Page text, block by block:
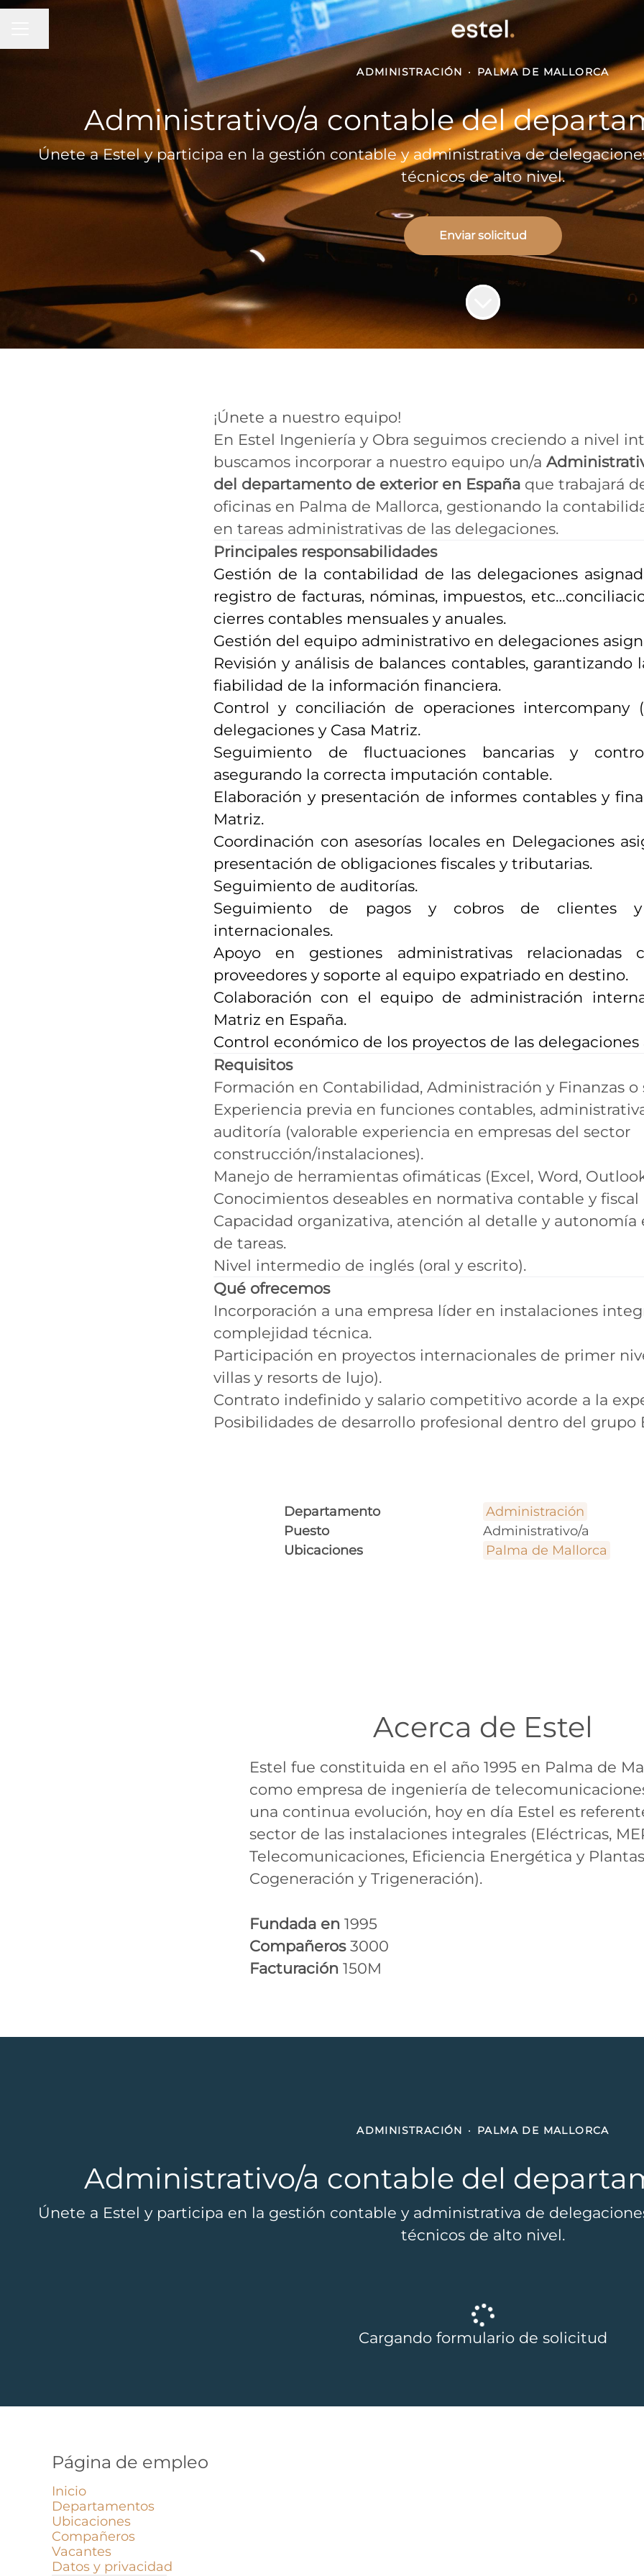
ADMINISTRACIÓN · PALMA DE MALLORCA
Administrativo/a contable del
Únete a Estel y participa en la gestión contable y administrativa de
técnicos de alto nivel.
Enviar solicitud
¡Únete a nuestro equipo!
En Estel Ingeniería y Obra seguimos creciendo a nivel
buscamos incorporar a nuestro equipo un/a
del departamento de exterior en España que trabajará
oficinas en Palma de Mallorca, gestionando la
en tareas administrativas de las delegaciones.
Principales responsabilidades
Gestión de la contabilidad de las delegaciones
registro de facturas, nóminas, impuestos, etc
cierres contables mensuales y anuales.
Gestión del equipo administrativo en delegaciones
Revisión y análisis de balances contables, garantizando
fiabilidad de la información financiera.
Control y conciliación de operaciones intercompany(
delegaciones y Casa Matriz.
Seguimiento de fluctuaciones bancarias y
asegurando la correcta imputación contable.
Elaboración y presentación de informes contables y
Matriz.
Coordinación con asesorías locales en Delegaciones
presentación de obligaciones fiscales y tributarias.
Seguimiento de auditorías.
Seguimiento de pagos y cobros de clientes y
internacionales.
Apoyo en gestiones administrativas relacionadas
proveedores y soporte al equipo expatriado en destino.
Colaboración con el equipo de administración
Matriz en España.
Control económico de los proyectos de las delegaciones
Requisitos
Formación en Contabilidad, Administración y Finanzas o
Experiencia previa en funciones contables,
auditoría (valorable experiencia en empresas del sector
construcción/instalaciones).
Manejo de herramientas ofimáticas (Excel, Word,
Conocimientos deseables en normativa contable y
Capacidad organizativa, atención al detalle y autonomía
de tareas.
Nivel intermedio de inglés (oral y escrito).
Qué ofrecemos
Incorporación a una empresa líder en instalaciones
complejidad técnica.
Participación en proyectos internacionales de primer
villas y resorts de lujo).
Contrato indefinido y salario competitivo acorde a la
Posibilidades de desarrollo profesional dentro del grupo
Departamento
Administración
Puesto
Administrativo/a
Ubicaciones
Palma de Mallorca
Acerca de Estel
Estel fue constituida en el año 1995 en Palma de
como empresa de ingeniería de
una continua evolución, hoy en día Estel es
sector de las instalaciones integrales (Eléctricas,
Telecomunicaciones, Eficiencia Energética y
Cogeneración y Trigeneración).
Fundada en 1995
Compañeros 3000
Facturación 150M
ADMINISTRACIÓN · PALMA DE MALLORCA
Administrativo/a contable del
Únete a Estel y participa en la gestión contable y administrativa de
técnicos de alto nivel.
Cargando formulario de solicitud
Página de empleo
Inicio
Departamentos
Ubicaciones
Compañeros
Vacantes
Datos y privacidad